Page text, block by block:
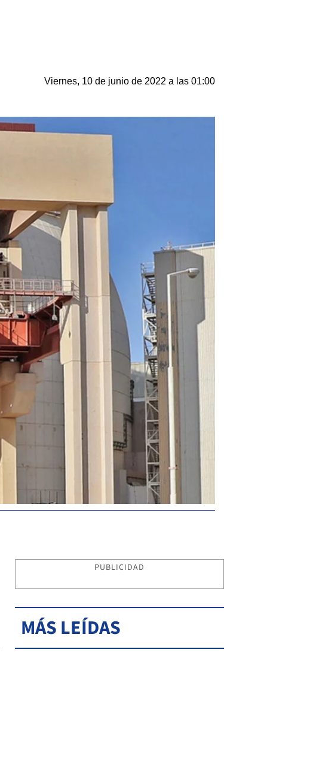
Viernes, 10 de junio de 2022 a las 01:00
PUBLICIDAD
MÁS LEÍDAS